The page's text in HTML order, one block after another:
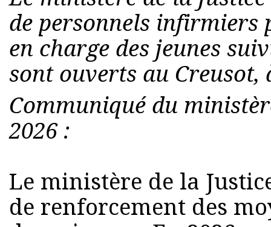
de personnels
en charge des jeunes
sont ouverts au Creusot,
Communiqué du
2026 :
Le ministère de la
de renforcement des